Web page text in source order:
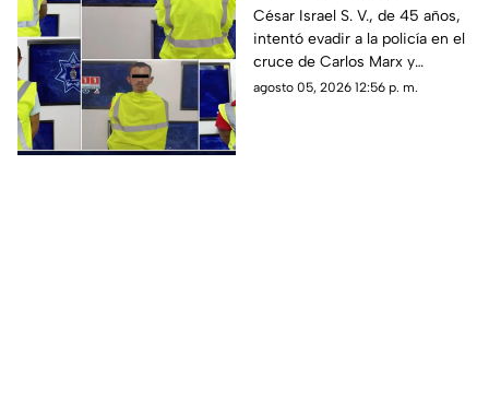
pensión alimentaria en
Ciudad Juárez
César Israel S. V., de 45 años,
intentó evadir a la policía en el
cruce de Carlos Marx y
Magneto; al consultar
agosto 05, 2026 12:56 p. m.